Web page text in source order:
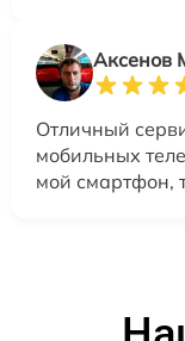
Аксенов
Отличный
мобильных
мой смартфон,